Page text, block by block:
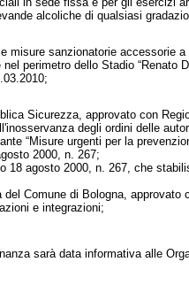
alcoliche di qualsiasi
misure sanzionatorie
perimetro dello Stadio “Renato
Sicurezza, approvato con
degli ordini delle
“Misure urgenti per la
2000, n. 267;
18 agosto 2000, n. 267, che
Comune di Bologna,
e integrazioni;
sarà data informativa alle